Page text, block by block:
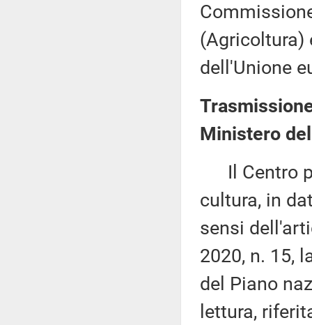
(Agricoltura)
dell'Unione
Ministero
Il Centro
cultura, in
sensi
2020, n. 15,
del Piano
lettura,